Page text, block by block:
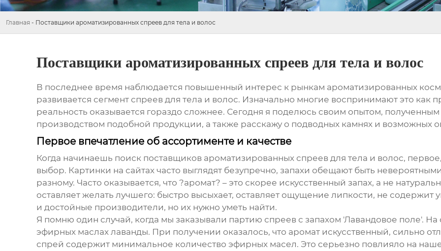
Главная - Поставщики ароматизированных спреев для тела и волос
Поставщики ароматизированных спреев для тела и волос
В последнее время наблюдается повышенный интерес к рынкам ароматизированных
развивается сегмент спреев для тела и волос. Изначально многие воспринимают это
реальность оказывается гораздо сложнее. Сегодня я поделюсь своим опытом,
производством подобной продукции, а также расскажу о подводных камнях и возможных
Первое впечатление об ассортименте и качестве
Когда начинаешь поиск поставщиков ароматизированных спреев для тела и волос,
выбор. Картинки на сайтах часто выглядят безупречно, запахи обещают быть
разному. Часто оказывается, что ?аромат? – это скорее искусственный запах, а не
оставляет желать лучшего: быстро высыхает, оставляет ощущение липкости, не
и достойные производители, но их нужно уметь найти.
Я помню один случай, когда мы заказывали партию спреев с запахом 'Лавандовое поле'. На
эфирных маслах лаванды. При получении оказалось, что аромат искусственный, сильно
спрей содержит минимальное количество эфирных масел. Это серьезно повлияло на